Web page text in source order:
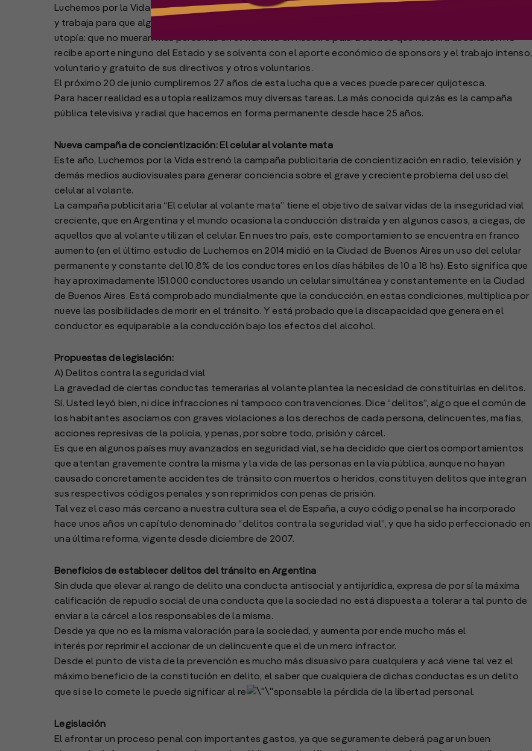
Luchemos por la Vida es una organización no gubernamental sin fines de lucro que nació, existe, investiga
y trabaja para que algún día no muy lejano podamos alcanzar lo que hoy puede parecer para muchos una
utopía: que no mueran más personas en el tránsito en nuestro país. Destaco que nuestra asociación no
recibe aporte ninguno del Estado y se solventa con el aporte económico de sponsors y el trabajo intenso,
voluntario y gratuito de sus directivos y otros voluntarios.
El próximo 20 de junio cumpliremos 27 años de esta lucha que a veces puede parecer quijotesca.
Para hacer realidad esa utopía realizamos muy diversas tareas. La más conocida quizás es la campaña
pública televisiva y radial que hacemos en forma permanente desde hace 25 años.
Nueva campaña de concientización: El celular al volante mata
Este año, Luchemos por la Vida estrenó la campaña publicitaria de concientización en radio, televisión y
demás medios audiovisuales para generar conciencia sobre el grave y creciente problema del uso del
celular al volante.
La campaña publicitaria “El celular al volante mata” tiene el objetivo de salvar vidas de la inseguridad vial
creciente, que en Argentina y el mundo ocasiona la conducción distraída y en algunos casos, a ciegas, de
aquellos que al volante utilizan el celular. En nuestro país, este comportamiento se encuentra en franco
aumento (en el último estudio de Luchemos en 2014 midió en la Ciudad de Buenos Aires un uso del celular
permanente y constante del 10,8% de los conductores en los días hábiles de 10 a 18 hs). Esto significa que
hay aproximadamente 151.000 conductores usando un celular simultánea y constantemente en la Ciudad
de Buenos Aires. Está comprobado mundialmente que la conducción, en estas condiciones, multiplica por
nueve las posibilidades de morir en el tránsito. Y está probado que la discapacidad que genera en el
conductor es equiparable a la conducción bajo los efectos del alcohol.
Propuestas de legislación:
A) Delitos contra la seguridad vial
La gravedad de ciertas conductas temerarias al volante plantea la necesidad de constituirlas en delitos.
Sí. Usted leyó bien, ni dice infracciones ni tampoco contravenciones. Dice “delitos”, algo que el común de
los habitantes asociamos con graves violaciones a los derechos de cada persona, delincuentes, mafias,
acciones represivas de la policía, y penas, por sobre todo, prisión y cárcel.
Es que en algunos países muy avanzados en seguridad vial, se ha decidido que ciertos comportamientos
que atentan gravemente contra la misma y la vida de las personas en la vía pública, aunque no hayan
causado concretamente accidentes de tránsito con muertos o heridos, constituyen delitos que integran
sus respectivos códigos penales y son reprimidos con penas de prisión.
Tal vez el caso más cercano a nuestra cultura sea el de España, a cuyo código penal se ha incorporado
hace unos años un capítulo denominado “delitos contra la seguridad vial”, y que ha sido perfeccionado en
una última reforma, vigente desde diciembre de 2007.
Beneficios de establecer delitos del tránsito en Argentina
Sin duda que elevar al rango de delito una conducta antisocial y antijurídica, expresa de por sí la máxima
calificación de repudio social de una conducta que la sociedad no está dispuesta a tolerar a tal punto de
enviar a la cárcel a los responsables de la misma.
Desde ya que no es la misma valoración para la sociedad, y aumenta por ende mucho más el
interés por reprimir el accionar de un delincuente que el de un mero infractor.
Desde el punto de vista de la prevención es mucho más disuasivo para cualquiera y acá viene tal vez el
máximo beneficio de la constitución en delito, el saber que cualquiera de dichas conductas es un delito
que si se lo comete le puede significar al re
sponsable la pérdida de la libertad personal.
Legislación
El afrontar un proceso penal con importantes gastos, ya que seguramente deberá pagar un buen